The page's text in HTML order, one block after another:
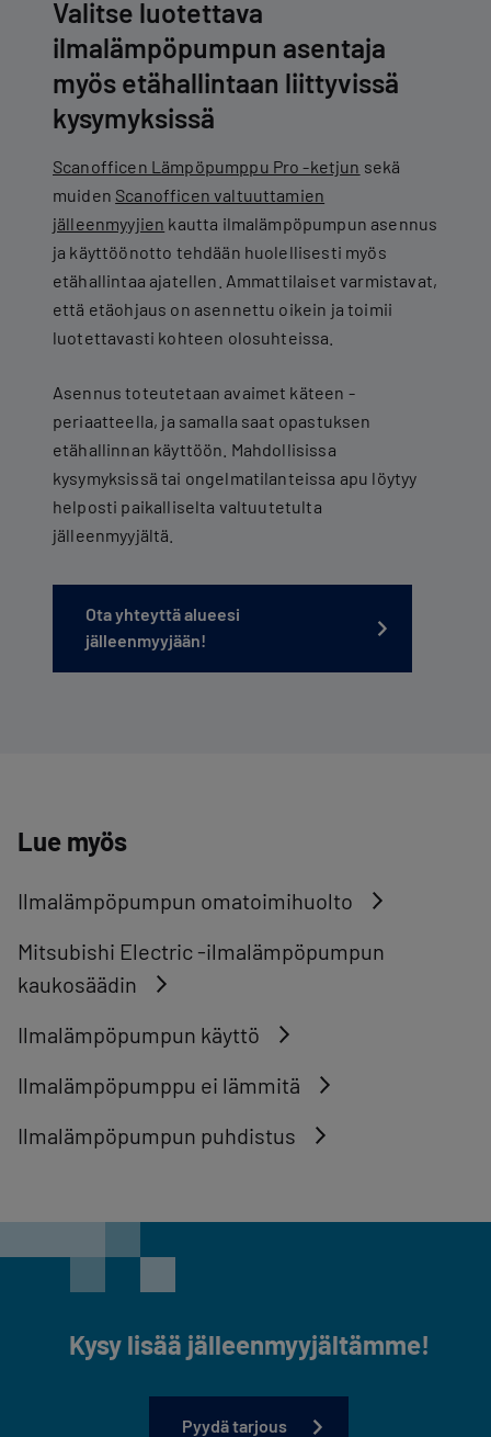
Valitse luotettava
ilmalämpöpumpun asentaja
myös etähallintaan liittyvissä
kysymyksissä
Scanofficen Lämpöpumppu Pro -ketjun sekä
muiden Scanofficen valtuuttamien
jälleenmyyjien kautta ilmalämpöpumpun asennus
ja käyttöönotto tehdään huolellisesti myös
etähallintaa ajatellen. Ammattilaiset varmistavat,
että etäohjaus on asennettu oikein ja toimii
luotettavasti kohteen olosuhteissa.
Asennus toteutetaan avaimet käteen -
periaatteella, ja samalla saat opastuksen
etähallinnan käyttöön. Mahdollisissa
kysymyksissä tai ongelmatilanteissa apu löytyy
helposti paikalliselta valtuutetulta
jälleenmyyjältä.
Ota yhteyttä alueesi
jälleenmyyjään!
Lue myös
Ilmalämpöpumpun omatoimihuolto
Mitsubishi Electric -ilmalämpöpumpun
kaukosäädin
Ilmalämpöpumpun käyttö
Ilmalämpöpumppu ei lämmitä
Ilmalämpöpumpun puhdistus
Kysy lisää jälleenmyyjältämme!
Pyydä tarjous